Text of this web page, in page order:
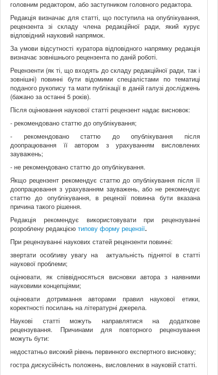
головним редактором, або заступником головного редактора.
Редакція визначає для статті, що поступила на опублікування,
рецензента зі складу члена редакційної ради, який курує
відповідний науковий напрямок.
За умови відсутності куратора відповідного напрямку редакція
визначає зовнішнього рецензента по даній роботі.
Рецензенти (як ті, що входять до складу редакційної ради, так і
зовнішні) повинні бути відомими спеціалістами по тематиці
поданого рукопису та мати публікації в даній галузі досліджень
(бажано за останні 5 років).
Після оцінювання наукової статті рецензент надає висновок:
- рекомендовано статтю до опублікування;
- рекомендовано статтю до опублікування після
доопрацювання її автором з урахуванням висловлених
зауважень;
- не рекомендовано статтю до опублікування.
Якщо рецензент рекомендує статтю до опублікування після її
доопрацювання з урахуванням зауважень, або не рекомендує
статтю до опублікування, в рецензії повинна бути вказана
причина такого рішення.
Редакція рекомендує використовувати при рецензуванні
розроблену редакцією типову форму рецензії.
При рецензуванні наукових статей рецензенти повинні:
звертати особливу увагу на актуальність піднятої в статті
наукової проблеми;
оцінювати, як співвідносяться висновки автора з наявними
науковими концепціями;
оцінювати дотримання авторами правил наукової етики,
коректності посилань на літературні джерела.
Наукові статті можуть направлятися на додаткове
рецензування. Причинами для повторного рецензування
можуть бути:
недостатньо високий рівень первинного експертного висновку;
гостра дискусійність положень, висловлених в науковій статті.